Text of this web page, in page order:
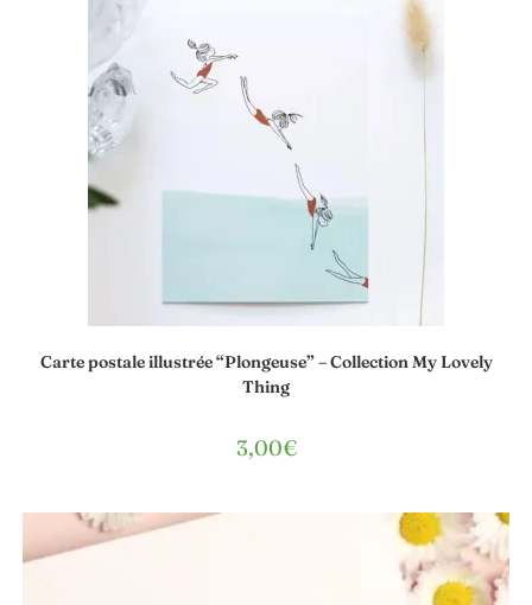
Carte postale illustrée “Plongeuse” – Collection My Lovely
Thing
3,00€